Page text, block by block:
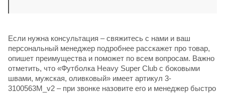
Если нужна консультация – свяжитесь с нами и ваш
персональный менеджер подробнее расскажет про товар,
опишет преимущества и поможет по всем вопросам. Важно
отметить, что «Футболка Heavy Super Club с боковыми
швами, мужская, оливковый» имеет артикул 3-
3100563M_v2 – при звонке назовите его и менеджер быстро